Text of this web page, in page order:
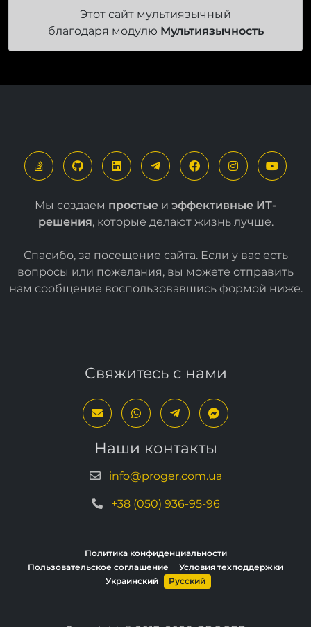
Этот сайт мультиязычный
благодаря модулюМультиязычность
Мы создаемпростыеиэффективные ИТ-
Спасибо, за посещение сайта. Если у вас есть
вопросы или пожелания, вы можете отправить
Свяжитесь с нами
Наши контакты
info@proger.com.ua
Политика конфиденциальности
Пользовательское соглашение
Условия техподдержки